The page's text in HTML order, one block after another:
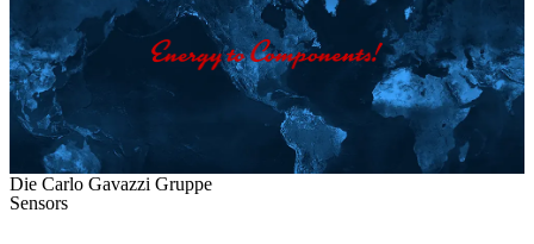
Die Carlo Gavazzi Gruppe
Sensors